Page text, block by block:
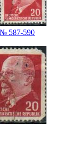
587‑590